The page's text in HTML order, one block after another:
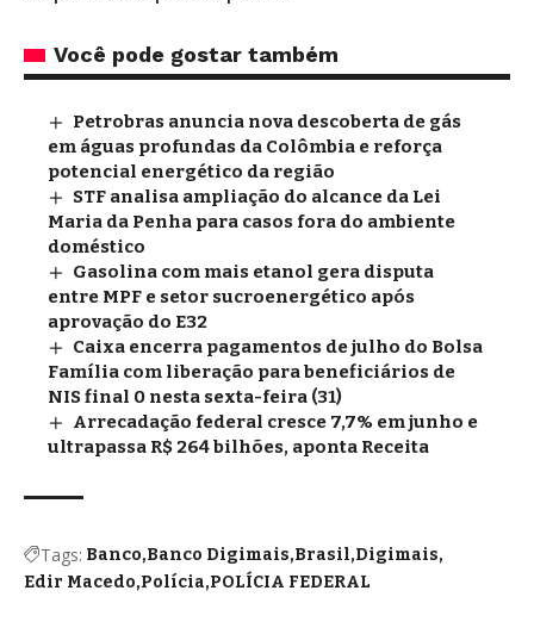
Você pode gostar também
Petrobras anuncia nova descoberta de gás
em águas profundas da Colômbia e reforça
potencial energético da região
STF analisa ampliação do alcance da Lei
Maria da Penha para casos fora do ambiente
doméstico
Gasolina com mais etanol gera disputa
entre MPF e setor sucroenergético após
aprovação do E32
Caixa encerra pagamentos de julho do Bolsa
Família com liberação para beneficiários de
NIS final 0 nesta sexta-feira (31)
Arrecadação federal cresce 7,7% em junho e
ultrapassa R$ 264 bilhões, aponta Receita
Tags: Banco Banco Digimais Brasil Digimais
Edir Macedo Polícia POLÍCIA FEDERAL